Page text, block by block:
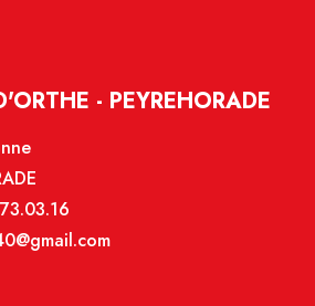
- PEYREHORADE